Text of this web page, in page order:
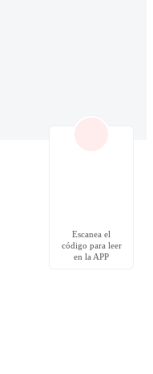
Escanea el
código para leer
en la APP